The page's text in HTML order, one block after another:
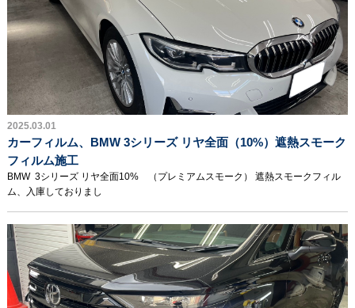
2025.03.01
カーフィルム、BMW 3シリーズ リヤ全面（10%）遮熱スモーク
フィルム施工
BMW 3シリーズ リヤ全面10% （プレミアムスモーク） 遮熱スモークフィル
ム、入庫しておりまし